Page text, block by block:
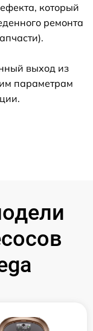
который
ремонта
выход из
параметрам